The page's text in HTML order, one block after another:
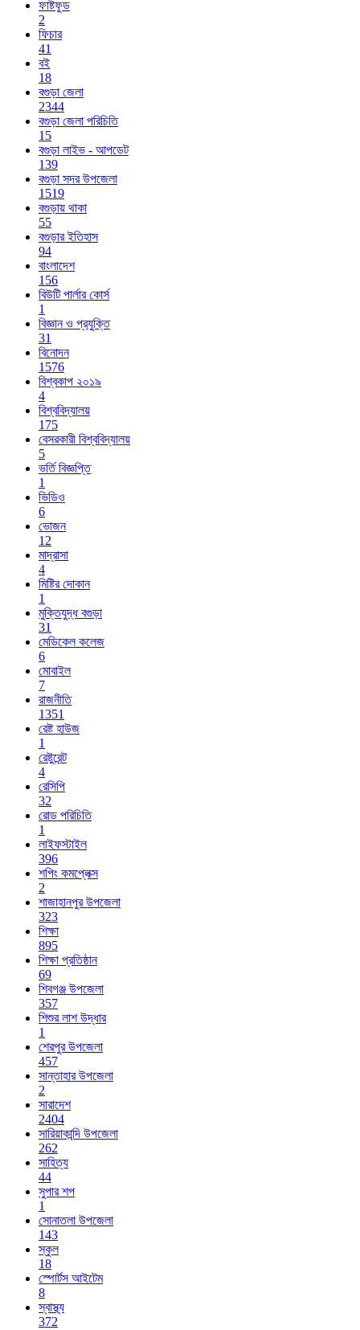
ফাষ্টফুড
2
ফিচার
41
বই
18
বগুড়া জেলা
2344
বগুড়া জেলা পরিচিতি
15
বগুড়া লাইভ - আপডেট
139
বগুড়া সদর উপজেলা
1519
বগুড়ায় থাকা
55
বগুড়ার ইতিহাস
94
বাংলাদেশ
156
বিউটি পার্লার কোর্স
1
বিজ্ঞান ও প্রযুক্তি
31
বিনোদন
1576
বিশ্বকাপ ২০১৯
4
বিশ্ববিদ্যালয়
175
বেসরকারী বিশ্ববিদ্যালয়
5
ভর্তি বিজ্ঞপ্তি
1
ভিডিও
6
ভোজন
12
মাদ্রাসা
4
মিষ্টির দোকান
1
মুক্তিযুদ্ধ বগুড়া
31
মেডিকেল কলেজ
6
মোবাইল
7
রাজনীতি
1351
রেষ্ট হাউজ
1
রেষ্টুরেন্ট
4
রেসিপি
32
রোড পরিচিতি
1
লাইফস্টাইল
396
শপিং কমপ্লেক্স
2
শাজাহানপুর উপজেলা
323
শিক্ষা
895
শিক্ষা প্রতিষ্ঠান
69
শিবগঞ্জ উপজেলা
357
শিশুর লাশ উদ্ধার
1
শেরপুর উপজেলা
457
সান্তাহার উপজেলা
2
সারাদেশ
2404
সারিয়াকান্দি উপজেলা
262
সাহিত্য
44
সুপার শপ
1
সোনাতলা উপজেলা
143
স্কুল
18
স্পোর্টস আইটেম
8
স্বাস্থ্য
372